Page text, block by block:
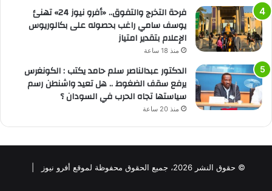
فرحة التخرج والتفوق.. «أفرو نيوز 24» تهنئ
يوسف سامي راغب بحصوله على بكالوريوس
الإعلام بتقدير امتياز
منذ 18 ساعة
الدكتور عبدالناصر سلم حامد يكتب : الكونغرس
يرفع سقف الضغوط .. هل تعيد واشنطن رسم
سياستها تجاه الحرب في السودان ؟
منذ 20 ساعة
© حقوق النشر 2026، جميع الحقوق محفوظة لموقع أفرو نيوز |